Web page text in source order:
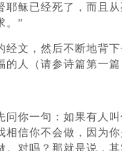
耶稣已经死了，而且
。”
经文，然后不断地背
人（请参诗篇第一篇
问你一句：如果有人
相信你不会做，因为
。对吗？那就是说，